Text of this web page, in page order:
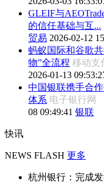
GLEIF与
的信任基础与互...
贸易 2026-02-12
蚂蚁国际和谷歌
物”全流程 移动
2026-01-13
中国银联携手合
体系 电子银行网
08 09:49:41 银联
快讯
NEWS FLASH 更多
杭州银行：完成